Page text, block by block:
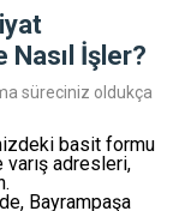
İşler?
süreciniz oldukça
basit formu
varış adresleri,
Bayrampaşa